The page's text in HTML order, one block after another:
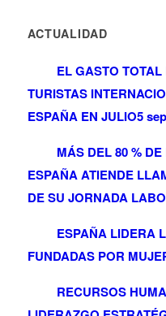
ACTUALIDAD
EL GASTO
TURISTAS
ESPAÑA EN JULIO5
MÁS DEL 80 %
ESPAÑA ATIENDE
DE SU JORNADA
ESPAÑA LIDERA
FUNDADAS POR
RECURSOS